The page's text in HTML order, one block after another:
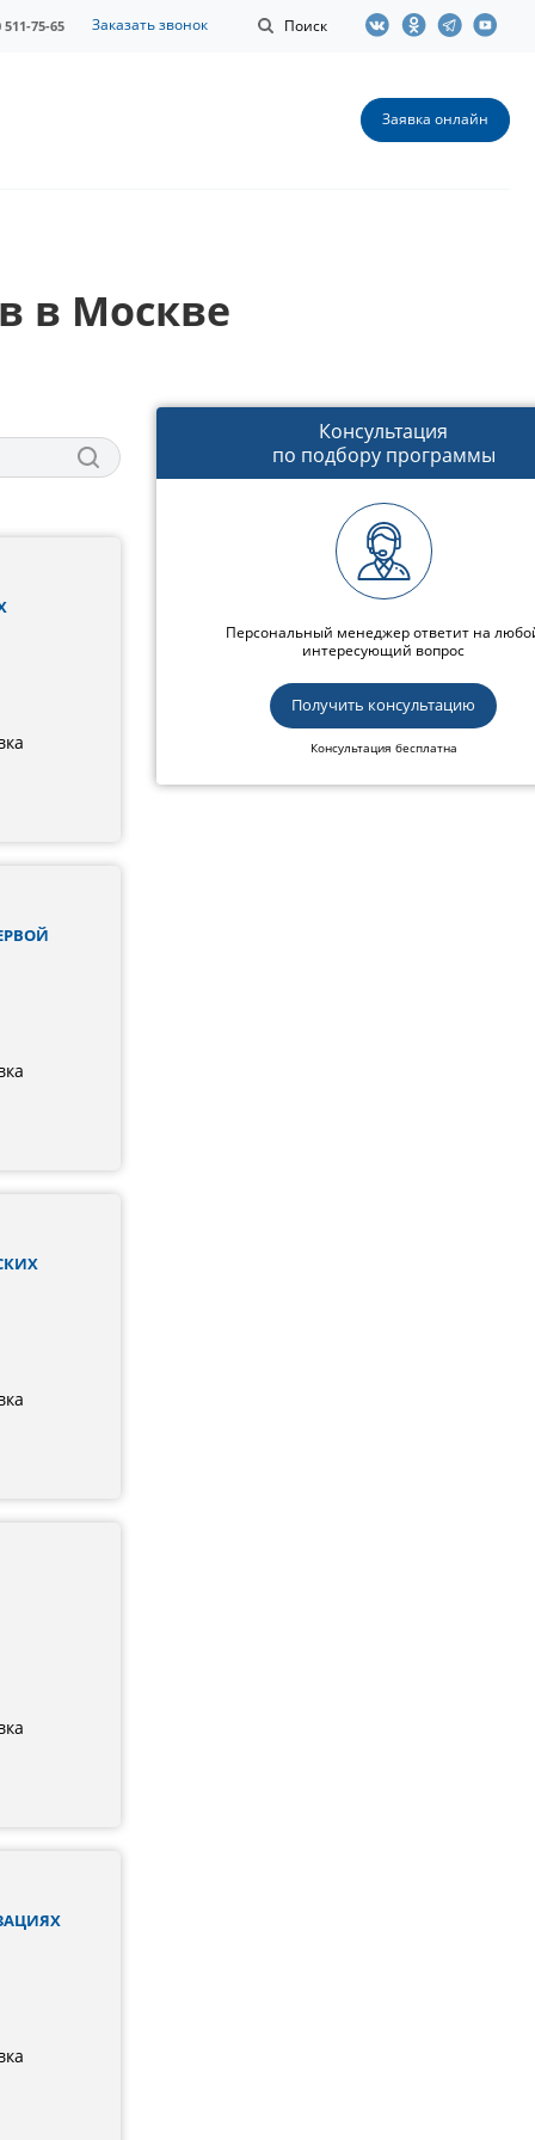
Поиск
511-75-65 Заказать звонок
Заявка онлайн
в Москве
Консультация
по подбору программы
Персональный менеджер ответит на
интересующий вопрос
Получить консультацию
Консультация бесплатна